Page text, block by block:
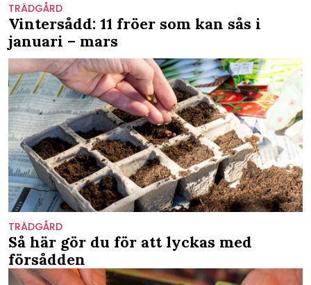
TRÄDGÅRD
Vintersådd: 11 fröer som kan sås i
januari – mars
TRÄDGÅRD
Så här gör du för att lyckas med
försådden